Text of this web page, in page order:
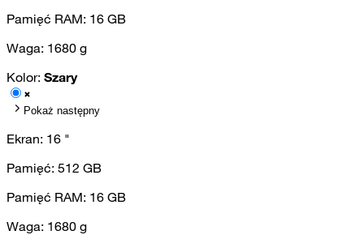
Pamięć RAM: 16 GB
Waga: 1680 g
Kolor: Szary
Pokaż następny
Ekran: 16 "
Pamięć: 512 GB
Pamięć RAM: 16 GB
Waga: 1680 g